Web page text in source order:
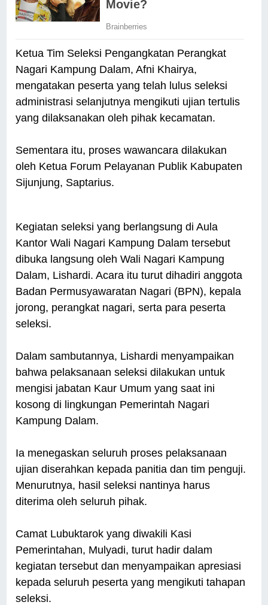
Ketua Tim Seleksi Pengangkatan Perangkat
Nagari Kampung Dalam, Afni Khairya,
mengatakan peserta yang telah lulus seleksi
administrasi selanjutnya mengikuti ujian tertulis
yang dilaksanakan oleh pihak kecamatan.
Sementara itu, proses wawancara dilakukan
oleh Ketua Forum Pelayanan Publik Kabupaten
Sijunjung, Saptarius.
Kegiatan seleksi yang berlangsung di Aula
Kantor Wali Nagari Kampung Dalam tersebut
dibuka langsung oleh Wali Nagari Kampung
Dalam, Lishardi. Acara itu turut dihadiri anggota
Badan Permusyawaratan Nagari (BPN), kepala
jorong, perangkat nagari, serta para peserta
seleksi.
Dalam sambutannya, Lishardi menyampaikan
bahwa pelaksanaan seleksi dilakukan untuk
mengisi jabatan Kaur Umum yang saat ini
kosong di lingkungan Pemerintah Nagari
Kampung Dalam.
Ia menegaskan seluruh proses pelaksanaan
ujian diserahkan kepada panitia dan tim penguji.
Menurutnya, hasil seleksi nantinya harus
diterima oleh seluruh pihak.
Camat Lubuktarok yang diwakili Kasi
Pemerintahan, Mulyadi, turut hadir dalam
kegiatan tersebut dan menyampaikan apresiasi
kepada seluruh peserta yang mengikuti tahapan
seleksi.